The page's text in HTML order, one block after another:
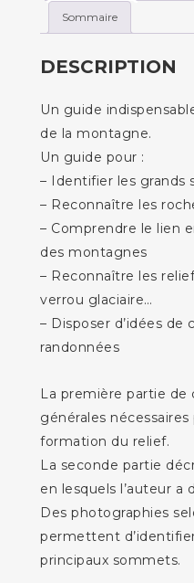
Sommaire
DESCRIPTION
Un guide
de la montagne.
Un guide pour :
– Identifier les grands
– Reconnaître les
– Comprendre le lien
des montagnes
– Reconnaître les
verrou glaciaire…
– Disposer d’idées de
randonnées
La première partie
générales
formation du relief.
La seconde partie
en lesquels l’auteur a
Des photographies
permettent
principaux sommets.